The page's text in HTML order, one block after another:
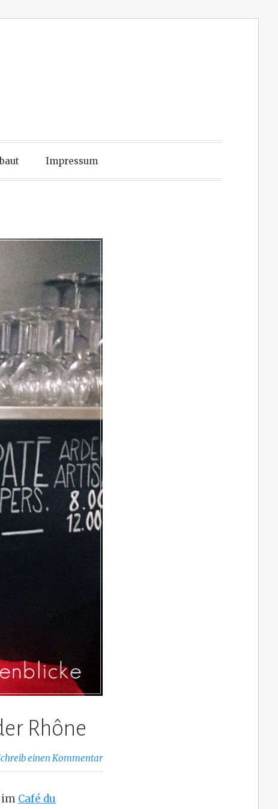
Impressum
Rhône
einen Kommentar
im Café du